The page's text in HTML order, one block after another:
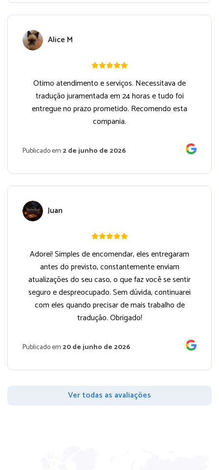
Alice M
Otimo atendimento e serviços. Necessitava de
tradução juramentada em 24 horas e tudo foi
entregue no prazo prometido. Recomendo esta
compania.
Publicado em 2 de junho de 2026
Juan
Adorei! Simples de encomendar, eles entregaram
antes do previsto, constantemente enviam
atualizações do seu caso, o que faz você se sentir
seguro e despreocupado. Sem dúvida, continuarei
com eles quando precisar de mais trabalho de
tradução. Obrigado!
Publicado em 20 de junho de 2026
Ver todas as avaliações